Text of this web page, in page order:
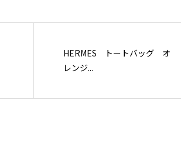
HERMES トートバッグ オ
レンジ...